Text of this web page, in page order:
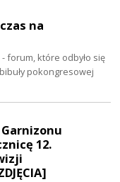
na
forum, które odbyło się
pokongresowej
12.